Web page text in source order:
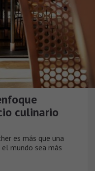
culinario
es más que una
mundo sea más